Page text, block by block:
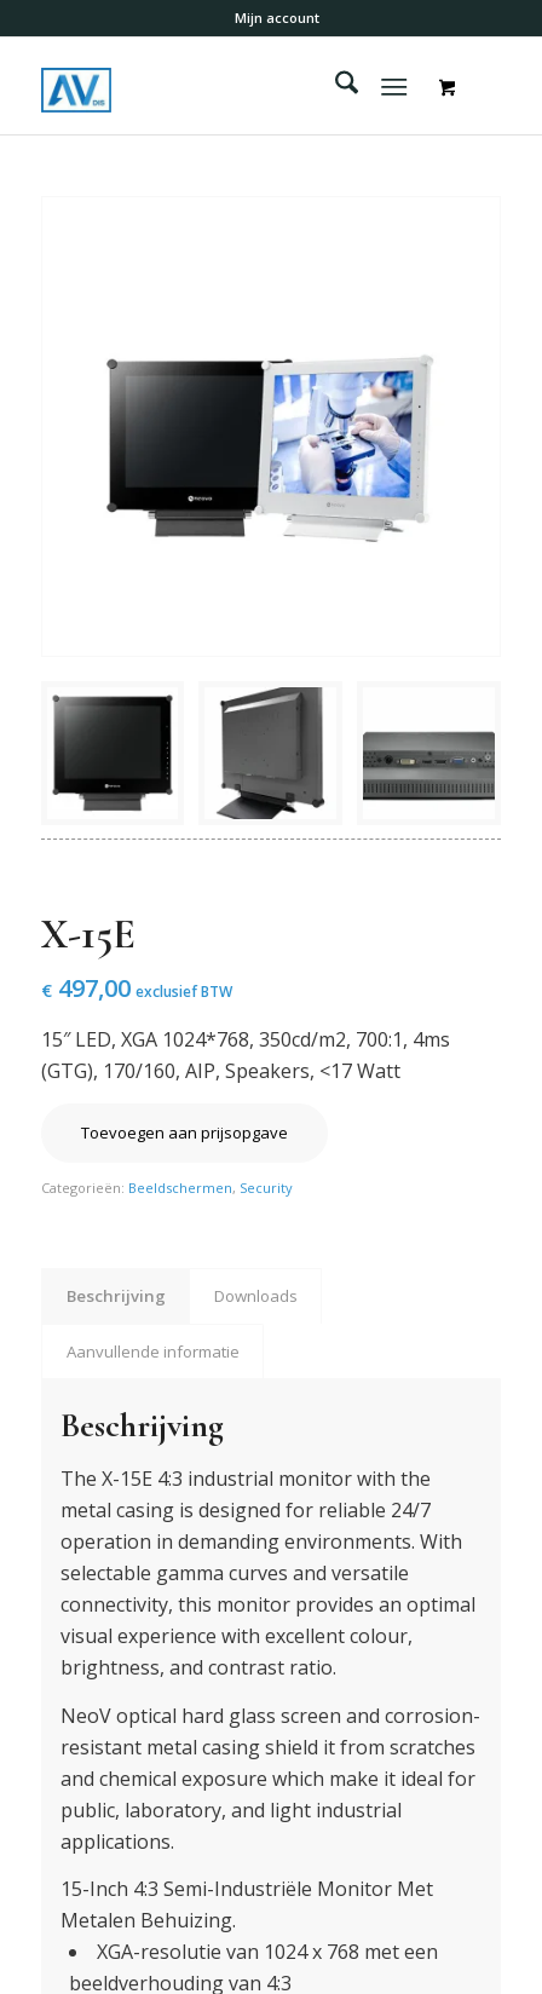
Mijn account
X-15E
€497,00 exclusief BTW
15″ LED, XGA 1024*768, 350cd/m2, 700:1, 4ms
(GTG), 170/160, AIP, Speakers, <17 Watt
Toevoegen aan prijsopgave
Categorieën: Beeldschermen, Security
Beschrijving Downloads
Aanvullende informatie
Beschrijving
The X-15E 4:3 industrial monitor with the
metal casing is designed for reliable 24/7
operation in demanding environments. With
selectable gamma curves and versatile
connectivity, this monitor provides an optimal
visual experience with excellent colour,
brightness, and contrast ratio.
NeoV optical hard glass screen and corrosion-
resistant metal casing shield it from scratches
and chemical exposure which make it ideal for
public, laboratory, and light industrial
applications.
15-Inch 4:3 Semi-Industriële Monitor Met
Metalen Behuizing.
XGA-resolutie van 1024 x 768 met een
beeldverhouding van 4:3